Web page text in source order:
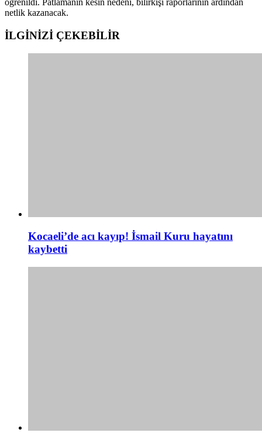
öğrenildi. Patlamanın kesin nedeni, bilirkişi raporlarının ardından
netlik kazanacak.
İLGİNİZİ ÇEKEBİLİR
Kocaeli’de acı kayıp! İsmail Kuru hayatını
kaybetti